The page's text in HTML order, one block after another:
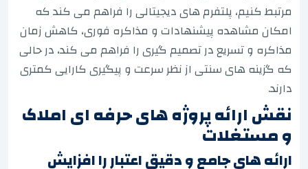
مرتبط کنیم، پلتفرم های دیجیتالی را فراهم می کند که
امکان مشاهده پیشنهادات و مذاکره فوری، کاهش زمان
مذاکره و تسریع در تصمیم گیری را فراهم می کند، در حالی
که گزینه های سنتی از نظر سرعت و پیگیری کارایی کمتری
دارند.
نقش ارائه پروژه های حرفه ای املاک
و مستغلات
ارائه های جامع و دقیق اعتبار را افزایش